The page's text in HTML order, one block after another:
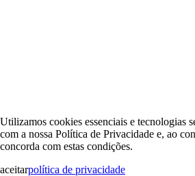
Utilizamos cookies essenciais e tecnologias
com a nossa Política de Privacidade e, ao
concorda com estas condições.
aceitarpolítica de privacidade